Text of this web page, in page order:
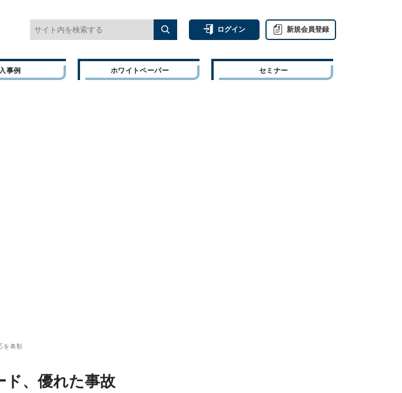
ログイン 新規会員登録
事例 ホワイトペーパー セミナー
を表彰
ド、優れた事故